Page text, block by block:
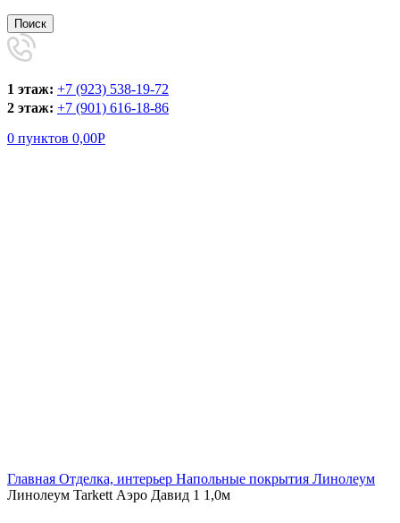
Поиск
1 этаж: +7 (923) 538-19-72
2 этаж: +7 (901) 616-18-86
0 пунктов 0,00Р
Главная Отделка, интерьер Напольные покрытия Линолеум
Линолеум Tarkett Аэро Давид 1 1,0м